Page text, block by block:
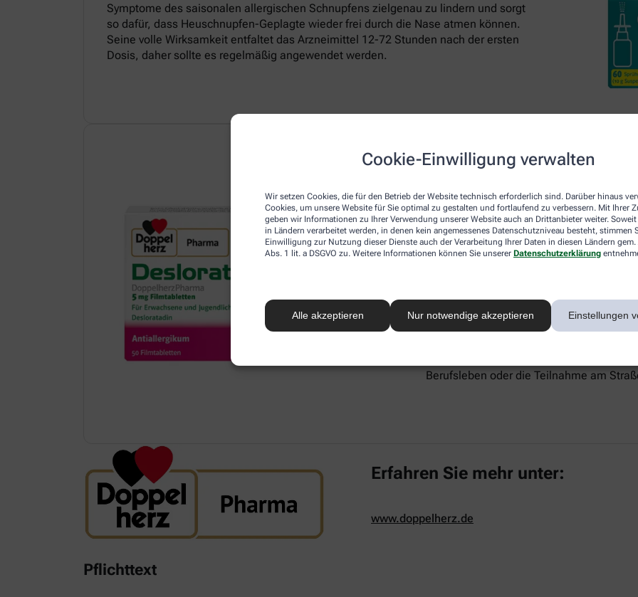
Cookie-Einwilligung verwalten
Wir setzen Cookies, die für den Betrieb der Website technisch erforderlich sind. Darüber hinaus
Cookies, um unsere Website für Sie optimal zu gestalten und fortlaufend zu verbessern. Mit Ihrer
geben wir Informationen zu Ihrer Verwendung unserer Website auch an Drittanbieter weiter. Soweit
in Ländern verarbeitet werden, in denen kein angemessenes Datenschutzniveau besteht, stimmen
Einwilligung zur Nutzung dieser Dienste auch der Verarbeitung Ihrer Daten in diesen Ländern
Abs. 1 lit. a DSGVO zu. Weitere Informationen können Sie unserer Datenschutzerklärung
Alle akzeptieren Nur notwendige akzeptieren Einstellungen
Symptome des saisonalen allergischen Schnupfens zielgenau zu lindern und sorgt
so dafür, dass Heuschnupfen-Geplagte wieder frei durch die Nase atmen können.
Seine volle Wirksamkeit entfaltet das Arzneimittel 12-72 Stunden nach der ersten
Dosis, daher sollte es regelmäßig angewendet werden.
Desloratadin
Neben den beiden lokal wirkenden
Nase für Linderung sorgen, gibt es mit
systemisch – also im ganzen Körper –
Botenstoff Histamin, der für allergie-
Schwellungen verantwortlich ist. Aus
Heuschnupfen-Symptome, sondern
Hautausschlag (Urtikaria), und
Desloratadin macht nicht
Berufsleben oder die Teilnahme am
Erfahren Sie mehr unter:
www.doppelherz.de
Pflichttext